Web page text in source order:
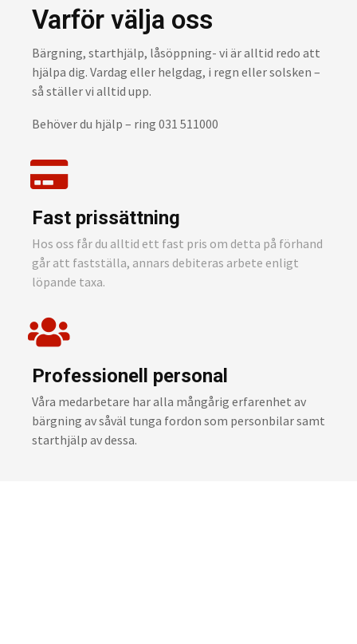
Varför välja oss
Bärgning, starthjälp, låsöppning- vi är alltid redo att
hjälpa dig. Vardag eller helgdag, i regn eller solsken –
så ställer vi alltid upp.
Behöver du hjälp – ring 031 511000
Fast prissättning
Hos oss får du alltid ett fast pris om detta på förhand
går att fastställa, annars debiteras arbete enligt
löpande taxa.
Professionell personal
Våra medarbetare har alla mångårig erfarenhet av
bärgning av såväl tunga fordon som personbilar samt
starthjälp av dessa.